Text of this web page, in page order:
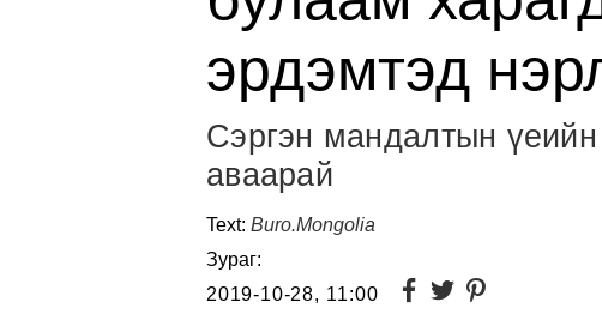
эрдэмтэд
Сэргэн мандалтын
аваарай
Text: Buro.Mongolia
Зураг:
2019-10-28, 11:00